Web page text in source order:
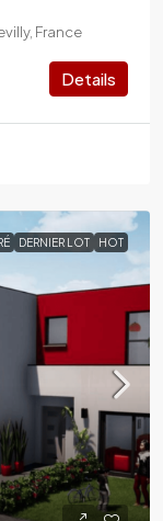
France
Details
DERNIER LOT HOT